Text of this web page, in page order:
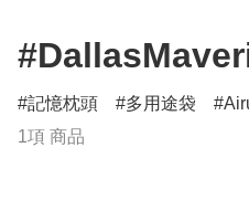
記憶枕頭 多用途袋
1項 商品